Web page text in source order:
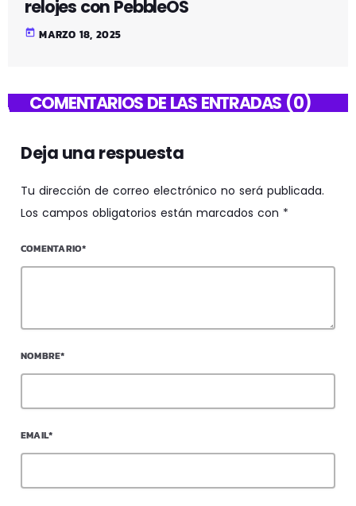
relojes con PebbleOS
today MARZO 18, 2025
COMENTARIOS DE LAS ENTRADAS (0)
Deja una respuesta
Tu dirección de correo electrónico no será publicada.
Los campos obligatorios están marcados con *
COMENTARIO*
NOMBRE*
EMAIL*